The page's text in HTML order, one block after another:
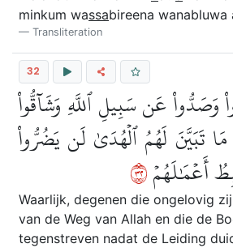
minkum wassabireena wanabluwa
Transliteration
32
عَن سَبِيلِ ٱللَّهِ وَشَآقُّواْ
تَبَيَّنَ لَهُمُ ٱلۡهُدَىٰ لَن يَضُرُّواْ
أَعۡمَٰلَهُمۡ٢٣
Waarlijk, degenen die ongelovig
van de Weg van Allah en die de
tegenstreven nadat de Leiding